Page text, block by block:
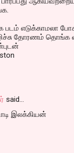
படம் எடுக்காமலா
தோரணம் தொங்க
said…
இலக்கியன்